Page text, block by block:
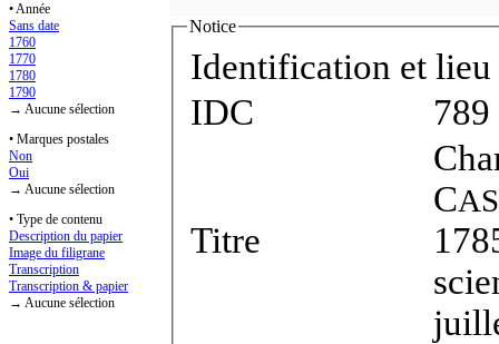
• Année
Sans date
1760
1770
1780
1790
→ Aucune sélection
• Marques postales
Non
Oui
→ Aucune sélection
• Type de contenu
Description du papier
Image du filigrane
Transcription
Transcription & papier
→ Aucune sélection
Notice
Identification et lieu
IDC
789
Titre
C